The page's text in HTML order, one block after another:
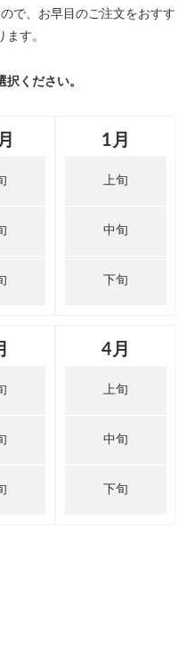
で、お早目のご注文をおすす
ます。
択ください。
1月
上旬
中旬
下旬
4月
上旬
中旬
下旬